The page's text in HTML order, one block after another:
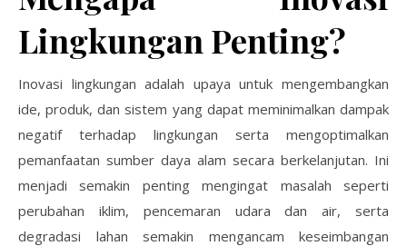
Lingkungan Penting?
Inovasi lingkungan adalah upaya untuk mengembangkan
ide, produk, dan sistem yang dapat meminimalkan dampak
negatif terhadap lingkungan serta mengoptimalkan
pemanfaatan sumber daya alam secara berkelanjutan. Ini
menjadi semakin penting mengingat masalah seperti
perubahan iklim, pencemaran udara dan air, serta
degradasi lahan semakin mengancam keseimbangan